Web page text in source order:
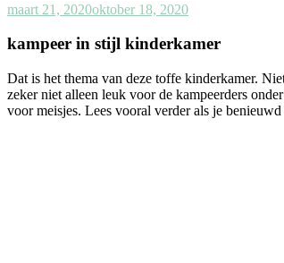
maart 21, 2020oktober 18, 2020
kampeer in stijl kinderkamer
Dat is het thema van deze toffe kinderkamer.
zeker niet alleen leuk voor de kampeerders
voor meisjes. Lees vooral verder als je